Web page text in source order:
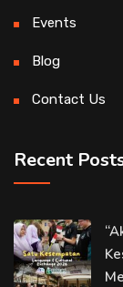
Events
Blog
Contact Us
Recent